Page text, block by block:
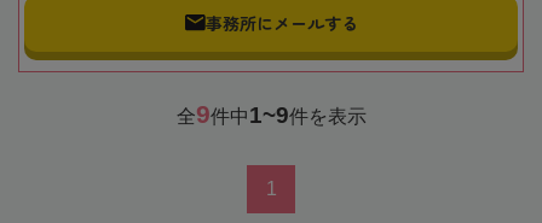
事務所にメールする
全9件中1~9件を表示
1